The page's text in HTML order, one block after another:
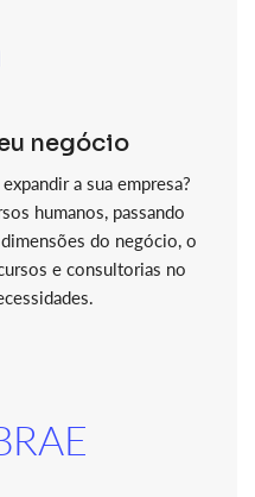
negócio
a sua empresa?
humanos, passando
do negócio, o
e consultorias no